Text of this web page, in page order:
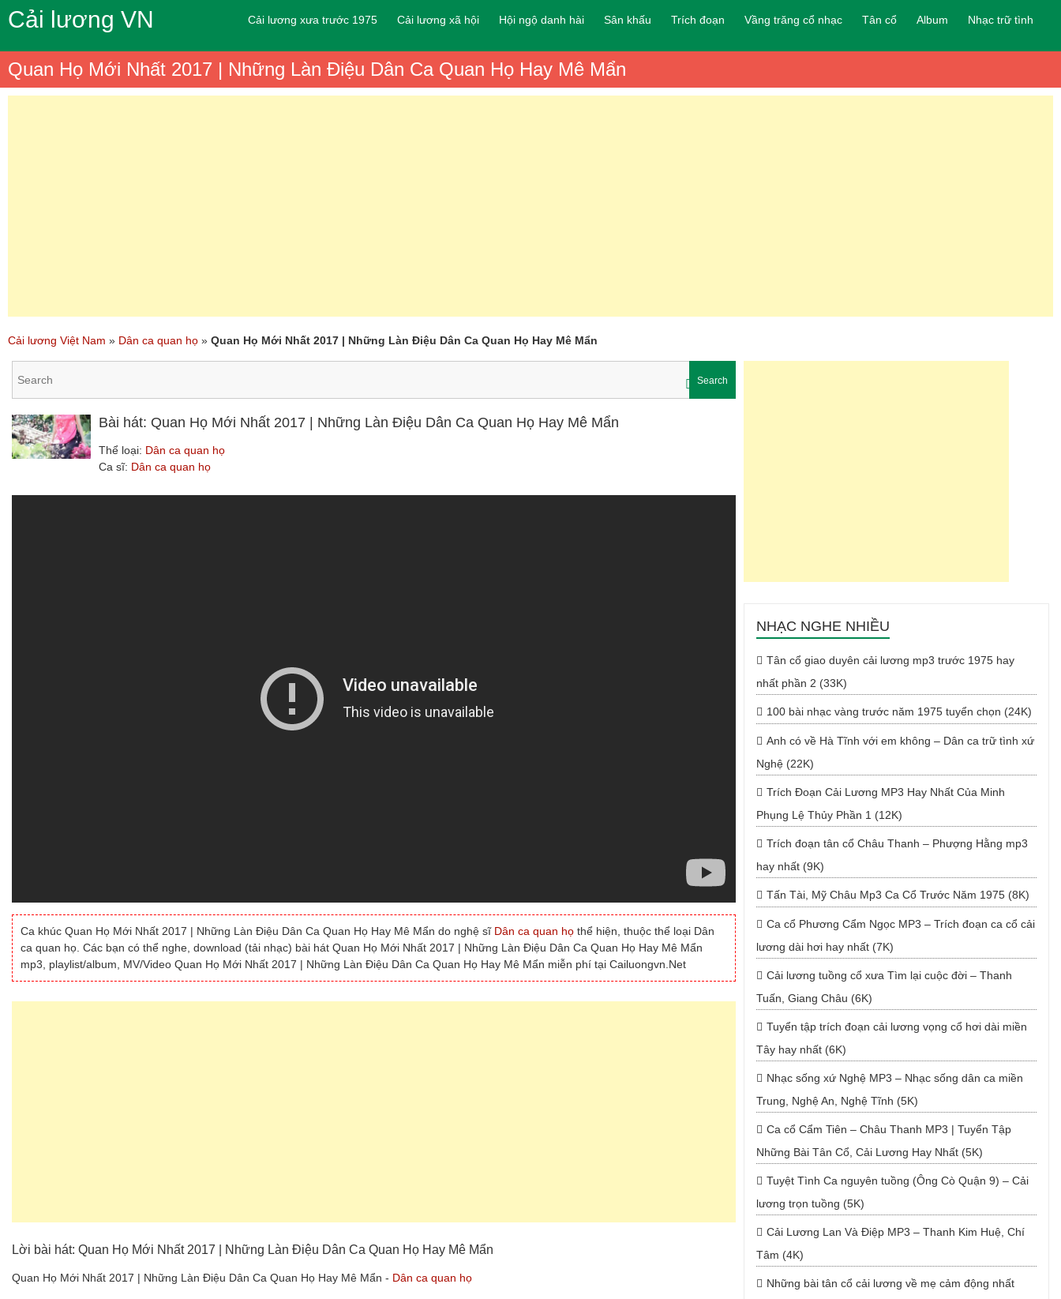
Cải lương VN Cải lương xưa trước 1975 Cải lương xã hội Hội ngộ danh hài Sân khấu Trích đoạn Vầng trăng cổ nhạc Tân cổ Album Nhạc trữ tình
Quan Họ Mới Nhất 2017 | Những Làn Điệu Dân Ca Quan Họ Hay Mê Mẩn
Cải lương Việt Nam » Dân ca quan họ » Quan Họ Mới Nhất 2017 | Những Làn Điệu Dân Ca Quan Họ Hay Mê Mẩn
Search
Bài hát: Quan Họ Mới Nhất 2017 | Những Làn Điệu Dân Ca Quan Họ Hay Mê Mẩn
Thể loại: Dân ca quan họ
Ca sĩ: Dân ca quan họ
Ca khúc Quan Họ Mới Nhất 2017 | Những Làn Điệu Dân Ca Quan Họ Hay Mê Mẩn do nghệ sĩ Dân ca quan họ thể hiện, thuộc thể loại Dân
ca quan họ. Các bạn có thể nghe, download (tải nhạc) bài hát Quan Họ Mới Nhất 2017 | Những Làn Điệu Dân Ca Quan Họ Hay Mê Mẩn
mp3, playlist/album, MV/Video Quan Họ Mới Nhất 2017 | Những Làn Điệu Dân Ca Quan Họ Hay Mê Mẩn miễn phí tại Cailuongvn.Net
Lời bài hát: Quan Họ Mới Nhất 2017 | Những Làn Điệu Dân Ca Quan Họ Hay Mê Mẩn
Quan Họ Mới Nhất 2017 | Những Làn Điệu Dân Ca Quan Họ Hay Mê Mẩn - Dân ca quan họ
NHẠC NGHE NHIỀU
Tân cổ giao duyên cải lương mp3 trước 1975 hay
nhất phần 2 (33K)
100 bài nhạc vàng trước năm 1975 tuyển chọn (24K)
Anh có về Hà Tĩnh với em không – Dân ca trữ tình xứ
Nghệ (22K)
Trích Đoạn Cải Lương MP3 Hay Nhất Của Minh
Phụng Lệ Thủy Phần 1 (12K)
Trích đoạn tân cổ Châu Thanh – Phượng Hằng mp3
hay nhất (9K)
Tấn Tài, Mỹ Châu Mp3 Ca Cổ Trước Năm 1975 (8K)
Ca cổ Phương Cẩm Ngọc MP3 – Trích đoạn ca cổ cải
lương dài hơi hay nhất (7K)
Cải lương tuồng cổ xưa Tìm lại cuộc đời – Thanh
Tuấn, Giang Châu (6K)
Tuyển tập trích đoạn cải lương vọng cổ hơi dài miền
Tây hay nhất (6K)
Nhạc sống xứ Nghệ MP3 – Nhạc sống dân ca miền
Trung, Nghệ An, Nghệ Tĩnh (5K)
Ca cổ Cẩm Tiên – Châu Thanh MP3 | Tuyển Tập
Những Bài Tân Cổ, Cải Lương Hay Nhất (5K)
Tuyệt Tình Ca nguyên tuồng (Ông Cò Quận 9) – Cải
lương trọn tuồng (5K)
Cải Lương Lan Và Điệp MP3 – Thanh Kim Huệ, Chí
Tâm (4K)
Những bài tân cổ cải lương về mẹ cảm động nhất